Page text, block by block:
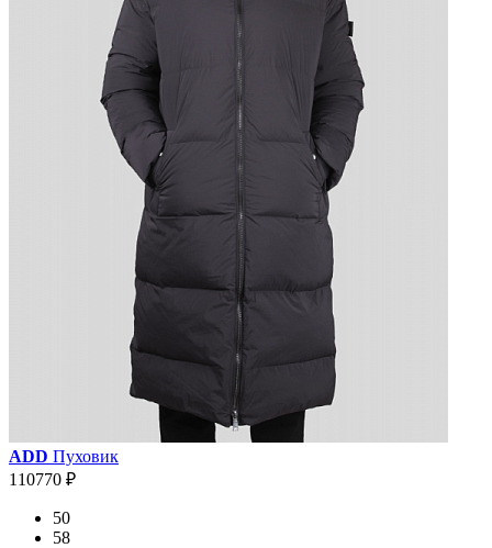
ADD Пуховик
110770 ₽
50
58